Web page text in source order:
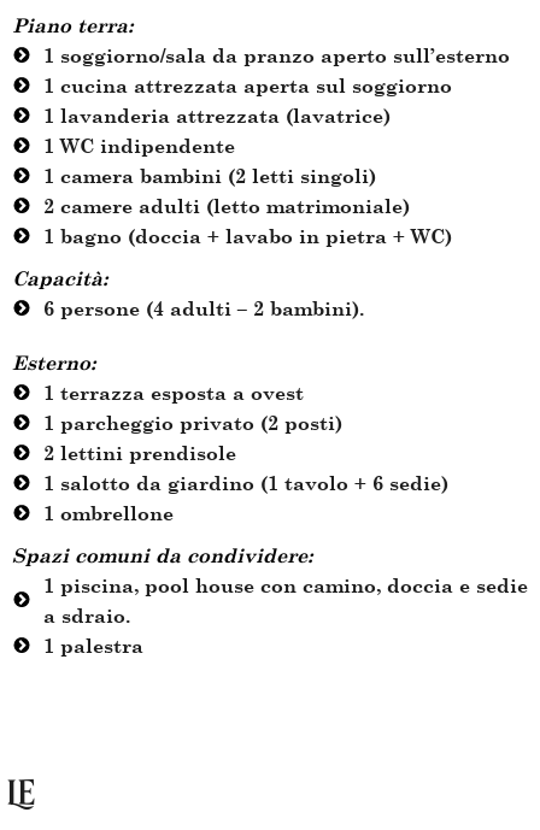
Piano terra:
1 soggiorno/sala da pranzo aperto sull’esterno
1 cucina attrezzata aperta sul soggiorno
1 lavanderia attrezzata (lavatrice)
1 WC indipendente
1 camera bambini (2 letti singoli)
2 camere adulti (letto matrimoniale)
1 bagno (doccia + lavabo in pietra + WC)
Capacità:
6 persone (4 adulti – 2 bambini).
Esterno:
1 terrazza esposta a ovest
1 parcheggio privato (2 posti)
2 lettini prendisole
1 salotto da giardino (1 tavolo + 6 sedie)
1 ombrellone
Spazi comuni da condividere:
1 piscina, pool house con camino, doccia e sedie
a sdraio.
1 palestra
LE